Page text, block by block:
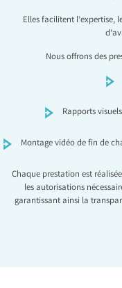
Elles facilitent l’expertise,
Nous offrons des
Rapports
Montage vidéo de fin de
Chaque prestation est
les autorisations
garantissant ainsi la